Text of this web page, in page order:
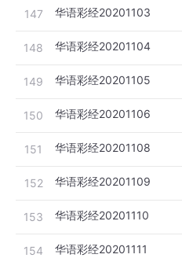
147 华语彩经20201103
148 华语彩经20201104
149 华语彩经20201105
150 华语彩经20201106
151 华语彩经20201108
152 华语彩经20201109
153 华语彩经20201110
154 华语彩经20201111